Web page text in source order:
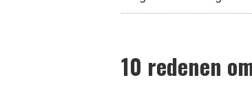
10 redenen